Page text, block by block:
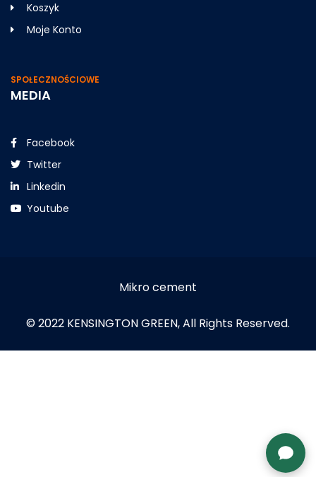
Koszyk
Moje Konto
SPOŁECZNOŚCIOWE
MEDIA
Facebook
Twitter
Linkedin
Youtube
Mikro cement
© 2022 KENSINGTON GREEN, All Rights Reserved.